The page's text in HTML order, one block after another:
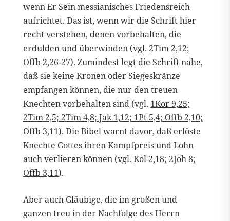
wenn Er Sein messianisches Friedensreich
aufrichtet. Das ist, wenn wir die Schrift hier
recht verstehen, denen vorbehalten, die
erdulden und überwinden (vgl. 2Tim 2,12;
Offb 2,26-27). Zumindest legt die Schrift nahe,
daß sie keine Kronen oder Siegeskränze
empfangen können, die nur den treuen
Knechten vorbehalten sind (vgl. 1Kor 9,25;
2Tim 2,5; 2Tim 4,8; Jak 1,12; 1Pt 5,4; Offb 2,10;
Offb 3,11). Die Bibel warnt davor, daß erlöste
Knechte Gottes ihren Kampfpreis und Lohn
auch verlieren können (vgl. Kol 2,18; 2Joh 8;
Offb 3,11).
Aber auch Gläubige, die im großen und
ganzen treu in der Nachfolge des Herrn